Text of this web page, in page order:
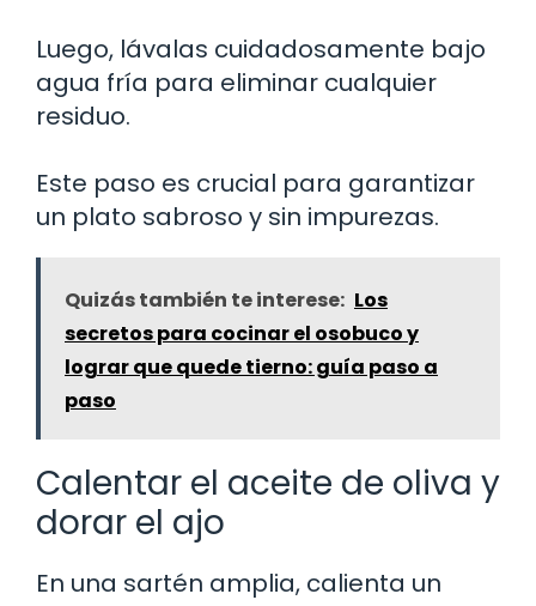
Luego, lávalas cuidadosamente bajo
agua fría para eliminar cualquier
residuo.
Este paso es crucial para garantizar
un plato sabroso y sin impurezas.
Quizás también te interese: Los
secretos para cocinar el osobuco y
lograr que quede tierno: guía paso a
paso
Calentar el aceite de oliva y
dorar el ajo
En una sartén amplia, calienta un